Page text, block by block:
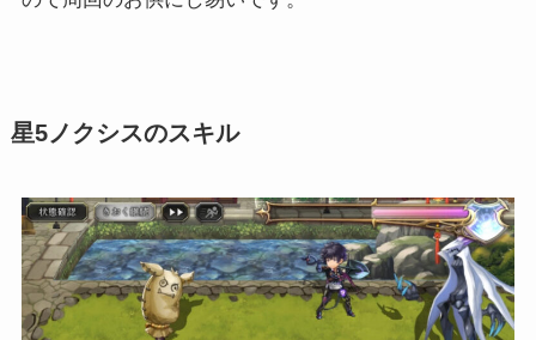
星5ノクシスのスキル